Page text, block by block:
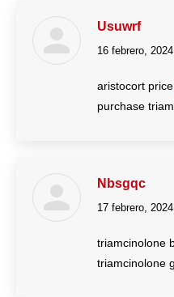
Usuwrf
dice:
16 febrero,
aristocort price
purchase
Nbsgqc
dice:
17 febrero,
triamcinolone
triamcinolone